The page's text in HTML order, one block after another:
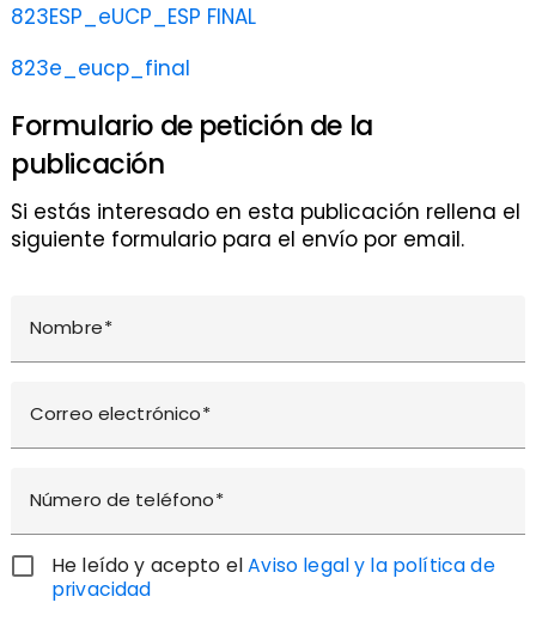
823ESP_eUCP_ESP FINAL
823e_eucp_final
Formulario de petición de la
publicación
Si estás interesado en esta publicación rellena el
siguiente formulario para el envío por email.
Nombre
Correo electrónico
Número de teléfono
He leído y acepto elAviso legal y la política de
privacidad